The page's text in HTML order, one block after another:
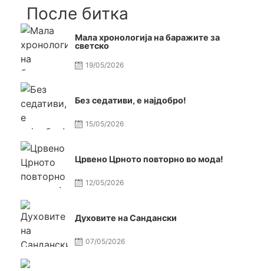
После битка
Мала хронологија на баражите за
светско
19/05/2026
Без седативи, е најдобро!
15/05/2026
Црвено Црното повторно во мода!
12/05/2026
Духовите на Сандански
07/05/2026